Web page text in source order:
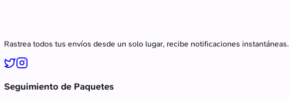
Rastrea todos tus envíos desde un solo lugar, recibe notificaciones instantáneas.
Seguimiento de Paquetes